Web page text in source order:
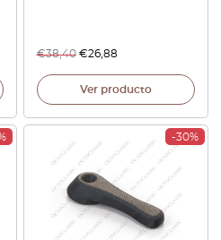
€38,40 €26,88
Ver producto
-30%